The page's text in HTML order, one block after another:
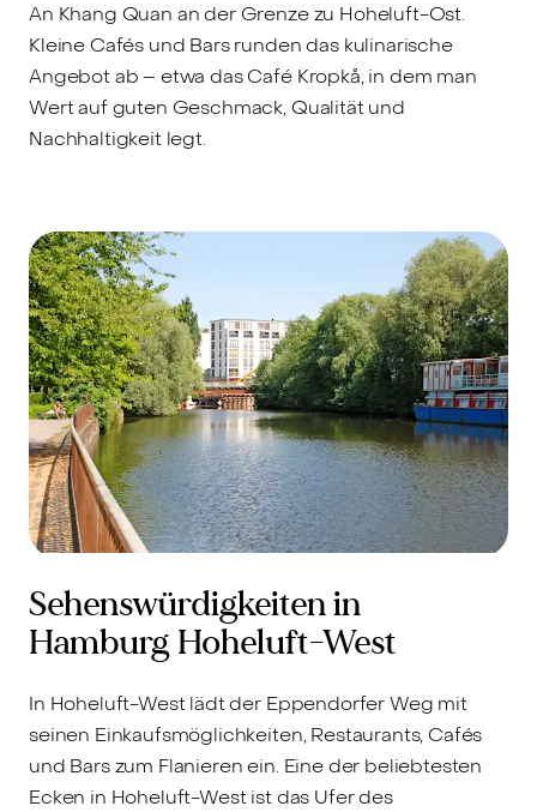
An Khang Quan an der Grenze zu Hoheluft-Ost.
Kleine Cafés und Bars runden das kulinarische
Angebot ab – etwa das Café Kropkå, in dem man
Wert auf guten Geschmack, Qualität und
Nachhaltigkeit legt.
Sehenswürdigkeiten in
Hamburg Hoheluft-West
In Hoheluft-West lädt der Eppendorfer Weg mit
seinen Einkaufsmöglichkeiten, Restaurants, Cafés
und Bars zum Flanieren ein. Eine der beliebtesten
Ecken in Hoheluft-West ist das Ufer des